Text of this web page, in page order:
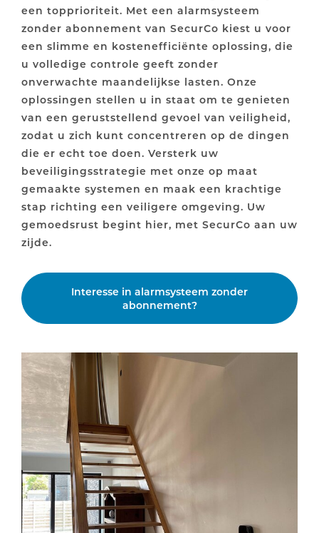
een topprioriteit. Met een alarmsysteem
zonder abonnement van SecurCo kiest u voor
een slimme en kostenefficiënte oplossing, die
u volledige controle geeft zonder
onverwachte maandelijkse lasten. Onze
oplossingen stellen u in staat om te genieten
van een geruststellend gevoel van veiligheid,
zodat u zich kunt concentreren op de dingen
die er echt toe doen. Versterk uw
beveiligingsstrategie met onze op maat
gemaakte systemen en maak een krachtige
stap richting een veiligere omgeving. Uw
gemoedsrust begint hier, met SecurCo aan uw
zijde.
Interesse in alarmsysteem zonder
abonnement?